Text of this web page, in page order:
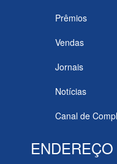
Prêmios
Vendas
Jornais
Notícias
Canal de
ENDEREÇO